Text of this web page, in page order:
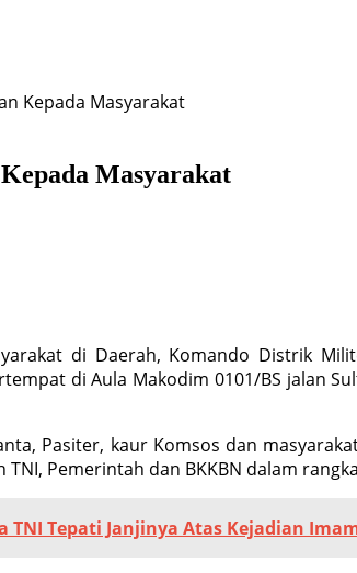
Kepada Masyarakat
Masyarakat
di Daerah, Komando Distrik
di Aula Makodim 0101/BS jalan
Pasiter, kaur Komsos dan
Pemerintah dan BKKBN dalam
Tepati Janjinya Atas Kejadian